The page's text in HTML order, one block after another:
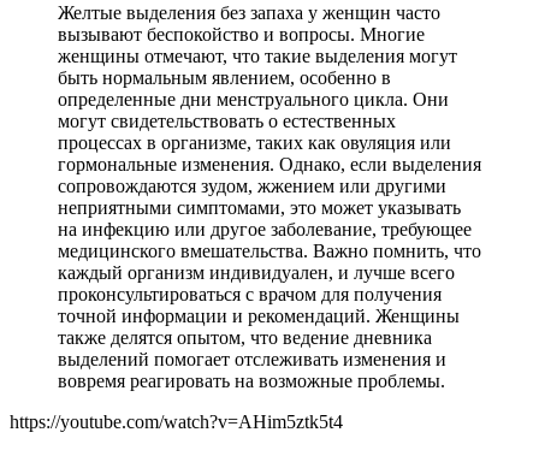
Желтые выделения без запаха у женщин часто
вызывают беспокойство и вопросы. Многие
женщины отмечают, что такие выделения могут
быть нормальным явлением, особенно в
определенные дни менструального цикла. Они
могут свидетельствовать о естественных
процессах в организме, таких как овуляция или
гормональные изменения. Однако, если выделения
сопровождаются зудом, жжением или другими
неприятными симптомами, это может указывать
на инфекцию или другое заболевание, требующее
медицинского вмешательства. Важно помнить, что
каждый организм индивидуален, и лучше всего
проконсультироваться с врачом для получения
точной информации и рекомендаций. Женщины
также делятся опытом, что ведение дневника
выделений помогает отслеживать изменения и
вовремя реагировать на возможные проблемы.
https://youtube.com/watch?v=AHim5ztk5t4